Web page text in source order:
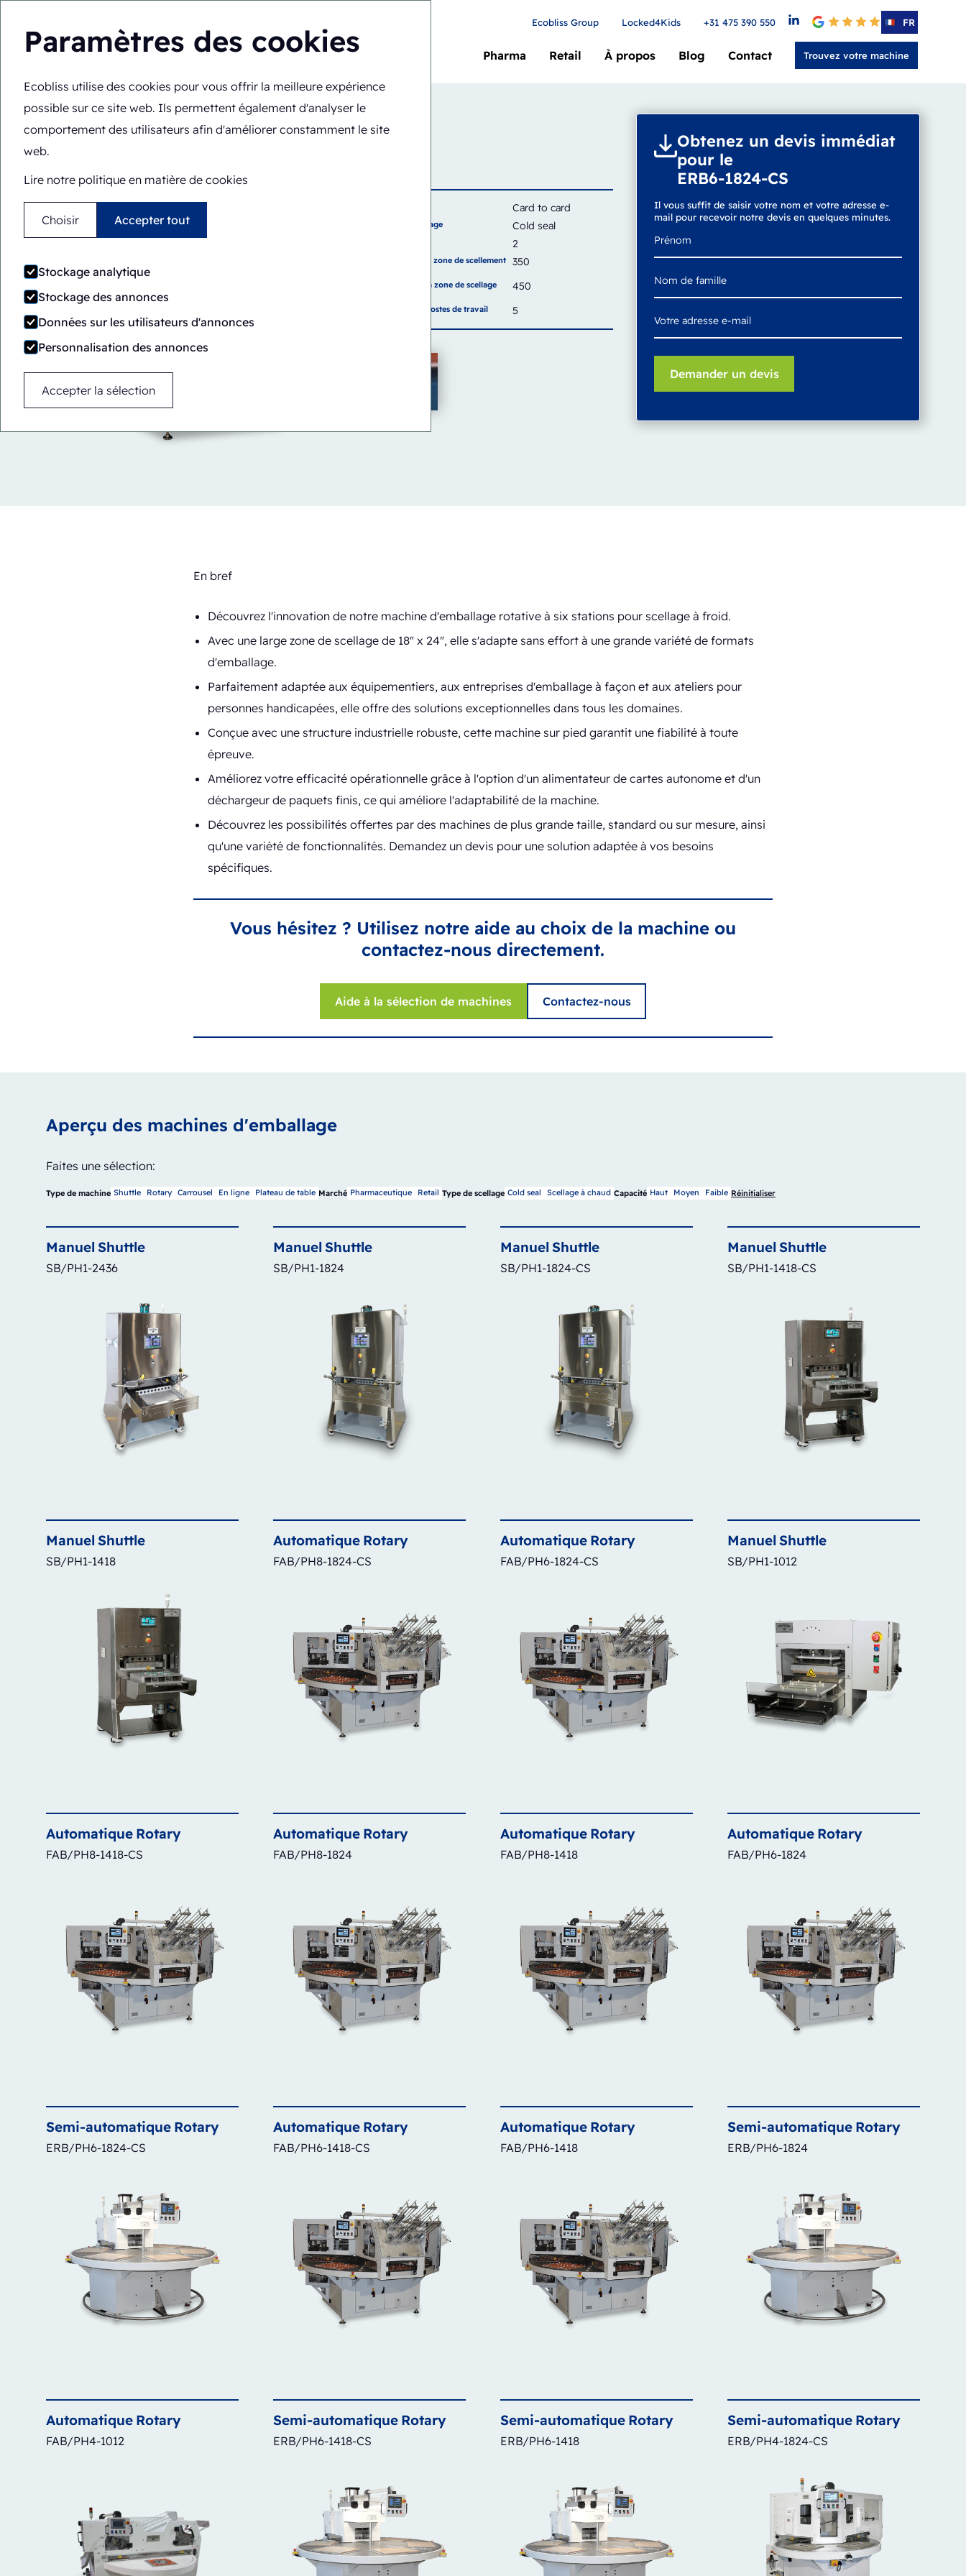
Paramètres des cookies
Ecobliss utilise des cookies pour vous offrir la meilleure expérience
possible sur ce site web. Ils permettent également d'analyser le
comportement des utilisateurs afin d'améliorer constamment le site
web.
Lire notre politique en matière de cookies
Choisir Accepter tout
Stockage analytique
Stockage des annonces
Données sur les utilisateurs d'annonces
Personnalisation des annonces
Accepter la sélection
Pharma Retail À propos Blog Contact Trouvez votre machine
Ecobliss Group Locked4Kids +31 475 390 550 4.6FR
Vous êtes ici : Accueil > Machines d'emballage > ERB6-1824-CS
Semi-automatiqueRotary
ERB6-1824-CS
Card to card
Type de scellage Cold seal
2
Largeur de la zone de scellement
350
Hauteur de la zone de scellage
450
Nombre de postes de travail 5
Obtenez un devis immédiat
pour le
ERB6-1824-CS
Il vous suffit de saisir votre nom et votre adresse e-
mail pour recevoir notre devis en quelques minutes.
En bref
Découvrez l'innovation de notre machine d'emballage rotative à six stations pour scellage à froid.
Avec une large zone de scellage de 18" x 24", elle s'adapte sans effort à une grande variété de formats
d'emballage.
Parfaitement adaptée aux équipementiers, aux entreprises d'emballage à façon et aux ateliers pour
personnes handicapées, elle offre des solutions exceptionnelles dans tous les domaines.
Conçue avec une structure industrielle robuste, cette machine sur pied garantit une fiabilité à toute
épreuve.
Améliorez votre efficacité opérationnelle grâce à l'option d'un alimentateur de cartes autonome et d'un
déchargeur de paquets finis, ce qui améliore l'adaptabilité de la machine.
Découvrez les possibilités offertes par des machines de plus grande taille, standard ou sur mesure, ainsi
qu'une variété de fonctionnalités. Demandez un devis pour une solution adaptée à vos besoins
spécifiques.
Vous hésitez ? Utilisez notre aide au choix de la machine ou
contactez-nous directement.
Aide à la sélection de machines Contactez-nous
Aperçu des machines d'emballage
Faites une sélection:
Type de machine Shuttle Rotary Carrousel En ligne Plateau de table Marché Pharmaceutique Retail Type de scellage Cold seal Scellage à chaud Capacité Haut Moyen Faible Réinitialiser
Manuel Shuttle
SB/PH1-2436
Manuel Shuttle
SB/PH1-1824
Manuel Shuttle
SB/PH1-1824-CS
Manuel Shuttle
SB/PH1-1418-CS
Manuel Shuttle
SB/PH1-1418
Automatique Rotary
FAB/PH8-1824-CS
Automatique Rotary
FAB/PH6-1824-CS
Manuel Shuttle
SB/PH1-1012
Automatique Rotary
FAB/PH8-1418-CS
Automatique Rotary
FAB/PH8-1824
Automatique Rotary
FAB/PH8-1418
Automatique Rotary
FAB/PH6-1824
Semi-automatique Rotary
ERB/PH6-1824-CS
Automatique Rotary
FAB/PH6-1418-CS
Automatique Rotary
FAB/PH6-1418
Semi-automatique Rotary
ERB/PH6-1824
Automatique Rotary
FAB/PH4-1012
Semi-automatique Rotary
ERB/PH6-1418-CS
Semi-automatique Rotary
ERB/PH6-1418
Semi-automatique Rotary
ERB/PH4-1824-CS